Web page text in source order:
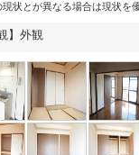
状とが異なる場合は現状を
】外観